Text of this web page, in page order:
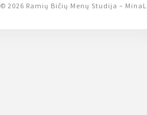
© 2026 Ramių Bičių Menų Studija –